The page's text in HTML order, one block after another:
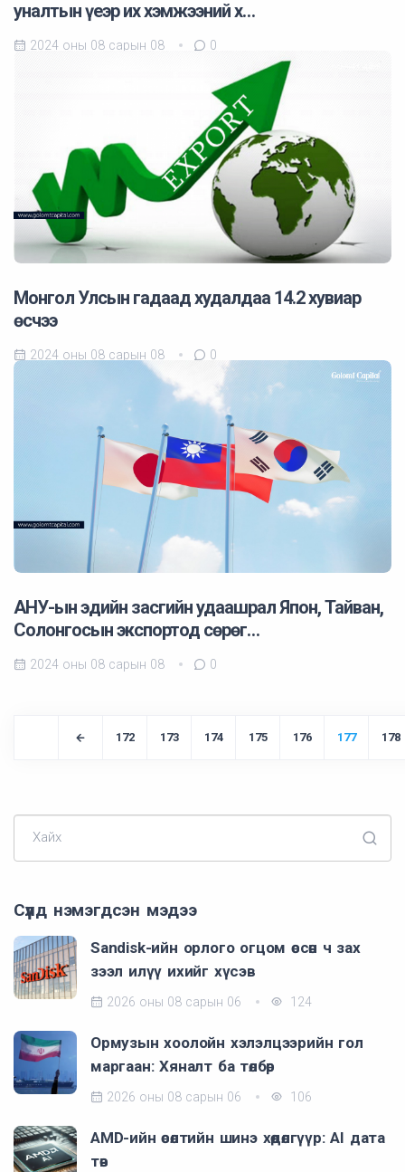
уналтын үеэр их хэмжээний х…
2024 оны 08 сарын 08 0
Монгол Улсын гадаад худалдаа 14.2 хувиар
өсчээ
2024 оны 08 сарын 08 0
АНУ-ын эдийн засгийн удаашрал Япон, Тайван,
Солонгосын экспортод сөрөг…
2024 оны 08 сарын 08 0
172 173 174 175 176 177 178
Хайх
Сүүлд нэмэгдсэн мэдээ
Sandisk-ийн орлого огцом өссөн ч зах
зээл илүү ихийг хүсэв
2026 оны 08 сарын 06 124
Ормузын хоолойн хэлэлцээрийн гол
маргаан: Хяналт ба төлбөр
2026 оны 08 сарын 06 106
AMD-ийн өсөлтийн шинэ хөдөлгүүр: AI дата
төв